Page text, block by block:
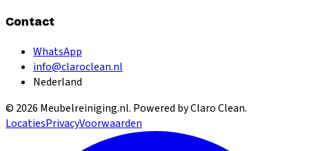
Contact
WhatsApp
info@claroclean.nl
Nederland
© 2026 Meubelreiniging.nl. Powered by Claro Clean.
LocatiesPrivacyVoorwaarden